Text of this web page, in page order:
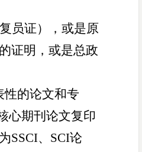
员证），或是原
证明，或是总政
性的论文和专
心期刊论文复印
SSCI、SCI论